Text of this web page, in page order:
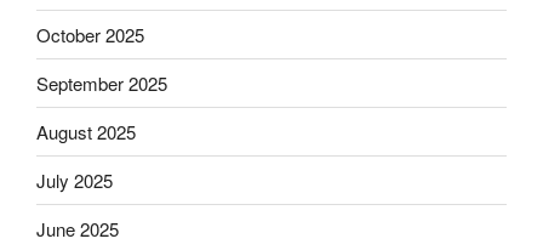
October 2025
September 2025
August 2025
July 2025
June 2025